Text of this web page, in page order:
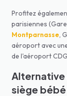
Profitez
parisiennes
Montparnasse,
aéroport avec
de l'aéroport
Alternative
siège bébé